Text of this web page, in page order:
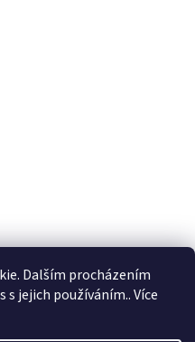
Dalším procházením
jejich používáním.. Více